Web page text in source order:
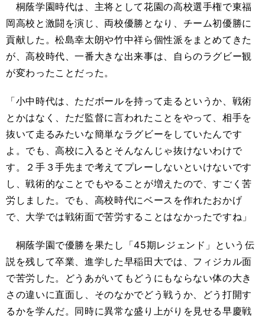
桐蔭学園時代は、主将として花園の高校選手権で東福
岡高校と激闘を演じ、両校優勝となり、チーム初優勝に
貢献した。松島幸太朗や竹中祥ら個性派をまとめてきた
が、高校時代、一番大きな出来事は、自らのラグビー観
が変わったことだった。
「小中時代は、ただボールを持って走るというか、戦術
とかはなく、ただ監督に言われたことをやって、相手を
抜いて走るみたいな簡単なラグビーをしていたんです
よ。でも、高校に入るとそんなんじゃ抜けないわけで
す。２手３手先まで考えてプレーしないといけないです
し、戦術的なことでもやることが増えたので、すごく苦
労しました。でも、高校時代にベースを作れたおかげ
で、大学では戦術面で苦労することはなかったですね」
桐蔭学園で優勝を果たし「45期レジェンド」という伝
説を残して卒業、進学した早稲田大では、フィジカル面
で苦労した。どうあがいてもどうにもならない体の大き
さの違いに直面し、そのなかでどう戦うか、どう打開す
るかを学んだ。同時に異常な盛り上がりを見せる早慶戦